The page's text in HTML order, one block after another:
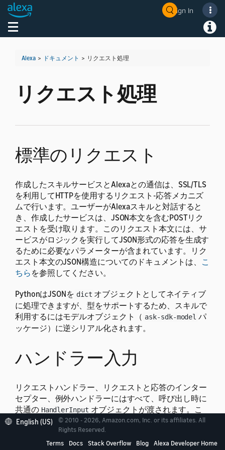
Sign In
Toggle navigation
Alexa > ドキュメント > リクエスト処理
リクエスト処理
標準のリクエスト
作成したスキルサービスとAlexaとの通信は、SSL/TLS
を利用してHTTPを使用するリクエスト-応答メカニズ
ムで行います。ユーザーがAlexaスキルと対話すると
き、作成したサービスは、JSON本文を含むPOSTリク
エストを受け取ります。このリクエスト本文には、サ
ービスがロジックを実行してJSON形式の応答を生成す
るために必要なパラメーターが含まれています。リク
エスト本文のJSON構造についてのドキュメントは、
こ
ちら を参照してください。
PythonはJSONを dict オブジェクトとしてネイティブ
に処理できますが、型をサポートするため、スキルで
利用するにはモデルオブジェクト（ ask-sdk-model パ
ッケージ）に逆シリアル化されます。
ハンドラー入力
リクエストハンドラー、リクエストと応答のインター
セプター、例外ハンドラーにはすべて、呼び出し時に
共通の HandlerInput オブジェクトが渡されます。こ
のオブジェクトには、リクエスト処理に有効な各種エ
ンティティが含まれます。以下はその例です。
English (US)
© 2010 - 2026, Amazon.com, Inc. or its affiliates. All
Rights Reserved.
Terms
Docs Stack Overflow Blog Alexa Developer Home
Welcome! Ask the DevAssistant